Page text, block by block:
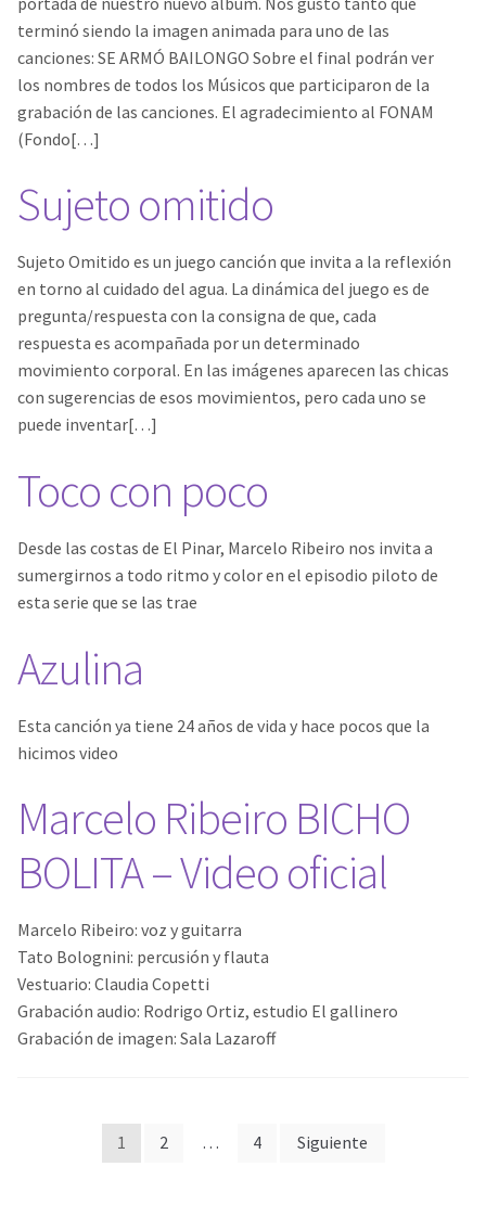
Biografía
Discos
Bicherío y alrededores
Aldaba en el agua
Un Circo Circulando
Una fiesta extravagante
Galería
Contacto
Contacto
terminó siendo la imagen animada para uno de las
canciones: SE ARMÓ BAILONGO Sobre el final podrán ver
los nombres de todos los Músicos que participaron de la
grabación de las canciones. El agradecimiento al FONAM
(Fondo[…]
Sujeto omitido
Sujeto Omitido es un juego canción que invita a la reflexión
en torno al cuidado del agua. La dinámica del juego es de
pregunta/respuesta con la consigna de que, cada
respuesta es acompañada por un determinado
movimiento corporal. En las imágenes aparecen las chicas
con sugerencias de esos movimientos, pero cada uno se
puede inventar[…]
Toco con poco
Desde las costas de El Pinar, Marcelo Ribeiro nos invita a
sumergirnos a todo ritmo y color en el episodio piloto de
esta serie que se las trae
Azulina
Esta canción ya tiene 24 años de vida y hace pocos que la
hicimos video
Marcelo Ribeiro BICHO
BOLITA – Video oficial
Marcelo Ribeiro: voz y guitarra
Tato Bolognini: percusión y flauta
Vestuario: Claudia Copetti
Grabación audio: Rodrigo Ortiz, estudio El gallinero
Grabación de imagen: Sala Lazaroff
Paginación
1 2 … 4 Siguiente